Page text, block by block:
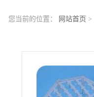
您当前的位置： 网站首页 >